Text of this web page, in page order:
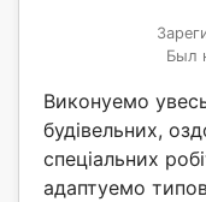
Был
Виконуемо
будівельних,
спеціальних
адаптуемо